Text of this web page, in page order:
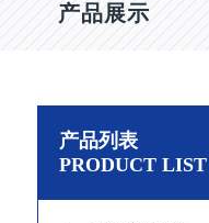
产品展示
产品列表
PRODUCT LIST